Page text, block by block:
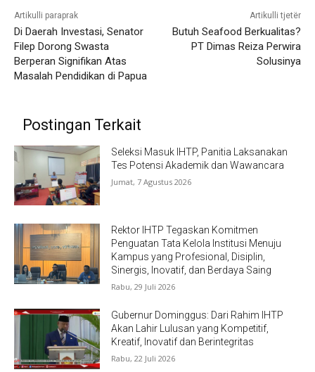
Artikulli paraprak
Di Daerah Investasi, Senator
Filep Dorong Swasta
Berperan Signifikan Atas
Masalah Pendidikan di Papua
Artikulli tjetër
Butuh Seafood Berkualitas?
PT Dimas Reiza Perwira
Solusinya
Postingan Terkait
Seleksi Masuk IHTP, Panitia Laksanakan
Tes Potensi Akademik dan Wawancara
Jumat, 7 Agustus 2026
Rektor IHTP Tegaskan Komitmen
Penguatan Tata Kelola Institusi Menuju
Kampus yang Profesional, Disiplin,
Sinergis, Inovatif, dan Berdaya Saing
Rabu, 29 Juli 2026
Gubernur Dominggus: Dari Rahim IHTP
Akan Lahir Lulusan yang Kompetitif,
Kreatif, Inovatif dan Berintegritas
Rabu, 22 Juli 2026